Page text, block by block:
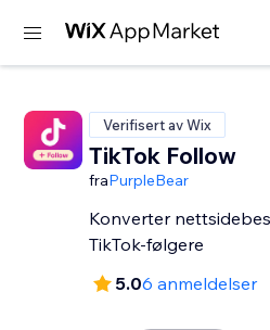
Verifisert av Wix
TikTok Follow
fraPurpleBear
Konverter
TikTok-følgere
5.06 anmeldelser